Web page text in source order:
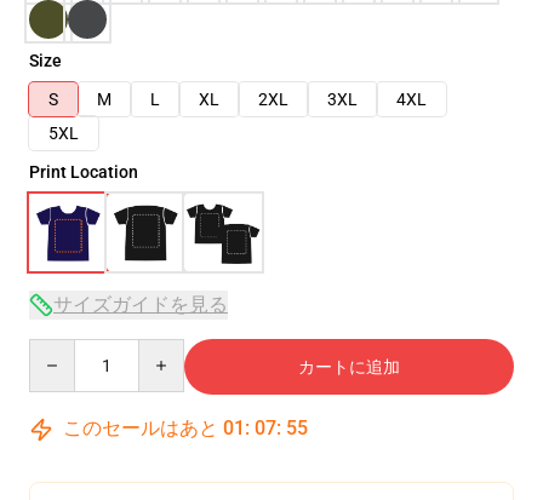
Size
S
M L XL 2XL 3XL
4XL
5XL
Print Location
サイズガイドを見る
カートに追加
このセールはあと 01 : 07: 54